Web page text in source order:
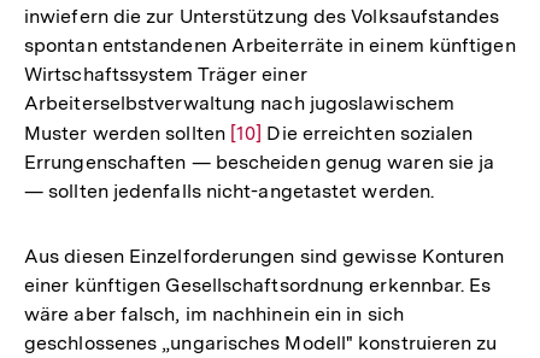
inwiefern die zur Unterstützung des Volksaufstandes
spontan entstandenen Arbeiterräte in einem künftigen
Wirtschaftssystem Träger einer
Arbeiterselbstverwaltung nach jugoslawischem
Muster werden sollten Zur
Auflösung
der
[10] Die erreichten sozialen
Errungenschaften — bescheiden genug waren sie ja
— sollten jedenfalls nicht-angetastet werden.
Aus diesen Einzelforderungen sind gewisse Konturen
einer künftigen Gesellschaftsordnung erkennbar. Es
wäre aber falsch, im nachhinein ein in sich
geschlossenes „ungarisches Modell" konstruieren zu